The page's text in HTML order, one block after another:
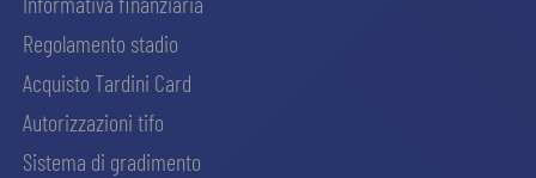
Regolamento stadio
Acquisto Tardini Card
Autorizzazioni tifo
Sistema di gradimento